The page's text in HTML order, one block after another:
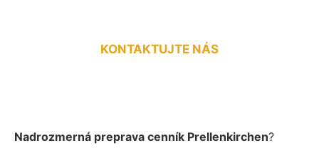
KONTAKTUJTE NÁS
Nadrozmerná preprava cenník Prellenkirchen?